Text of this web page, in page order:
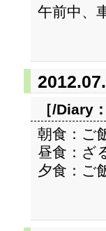
午前中、
［/Diary：
朝食：ご
昼食：ざ
夕食：ご